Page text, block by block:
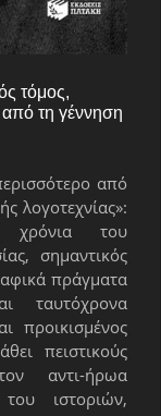
τόμος,
τη γέννηση
από
λογοτεχνίας»:
χρόνια του
σημαντικός
πράγματα
προικισμένος
πειστικούς
αντι-ήρωα
ιστοριών,